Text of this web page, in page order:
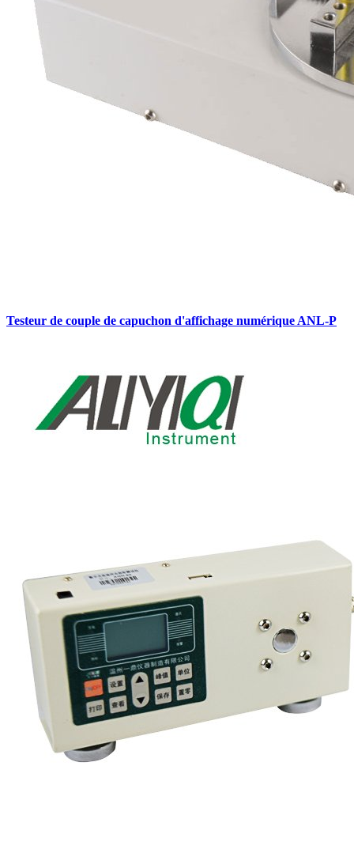
Testeur de couple de capuchon d'affichage numérique ANL-P